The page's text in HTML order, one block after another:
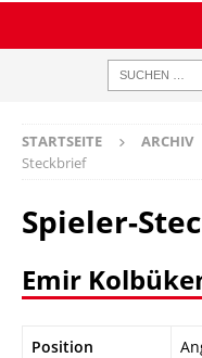
STARTSEITE ARCHIV
Steckbrief
Spieler-
Emir
Position